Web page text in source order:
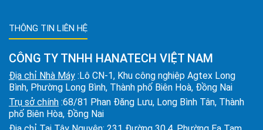
THÔNG TIN LIÊN HỆ
CÔNG TY TNHH HANATECH VIỆT NAM
Địa chỉ Nhà Máy :Lô CN-1, Khu công nghiệp Agtex Long
Bình, Phường Long Bình, Thành phố Biên Hoà, Đồng Nai
Trụ sở chính :68/81 Phan Đăng Lưu, Long Bình Tân, Thành
phố Biên Hòa, Đồng Nai